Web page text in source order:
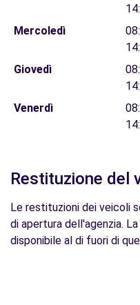
Mercoledì
Giovedì
Venerdì
Restituzione del
Le restituzioni dei veicoli
di apertura dell'agenzia.
disponibile al di fuori di